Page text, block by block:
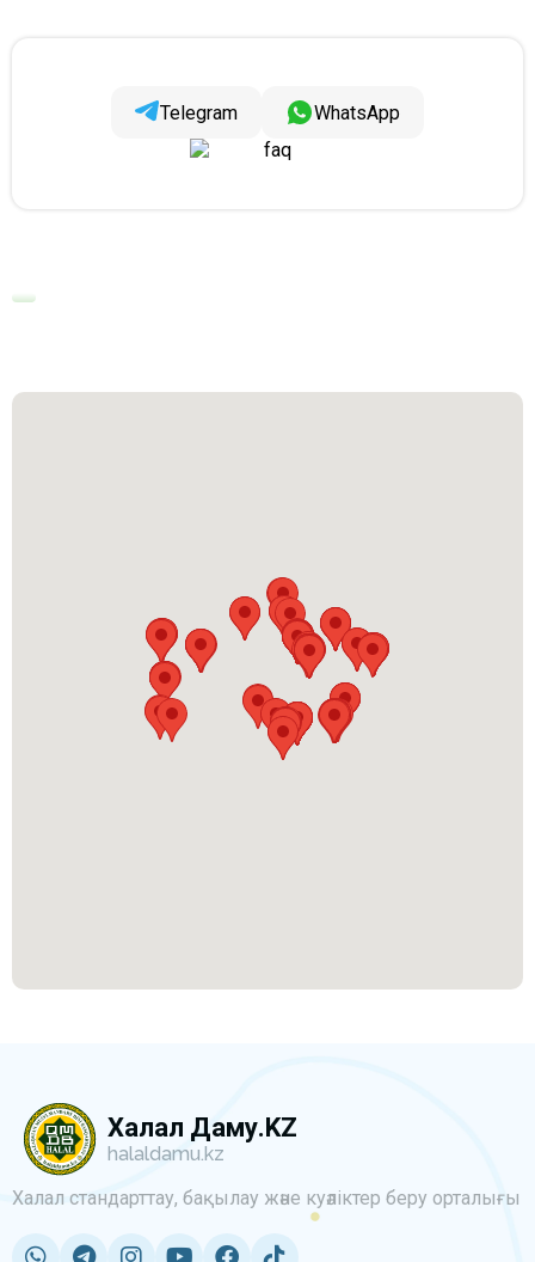
Telegram WhatsApp
Халал Даму.KZ
halaldamu.kz
Халал стандарттау, бақылау және куәліктер беру орталығы